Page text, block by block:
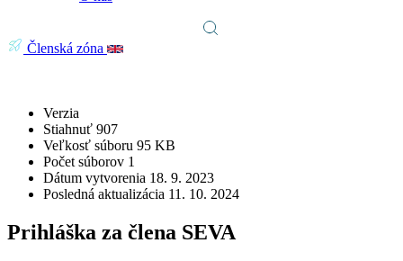
Členská zóna
Verzia
Stiahnuť 907
Veľkosť súboru 95 KB
Počet súborov 1
Dátum vytvorenia 18. 9. 2023
Posledná aktualizácia 11. 10. 2024
Prihláška za člena SEVA